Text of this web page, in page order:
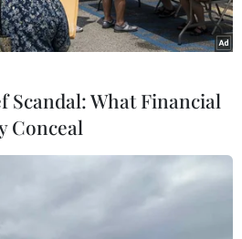
Scandal: What Financial
Conceal